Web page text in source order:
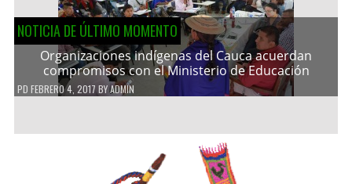
NOTICIA DE ÚLTIMO MOMENTO
Organizaciones indígenas del Cauca acuerdan
compromisos con el Ministerio de Educación
PD FEBRERO 4, 2017 BYADMIN